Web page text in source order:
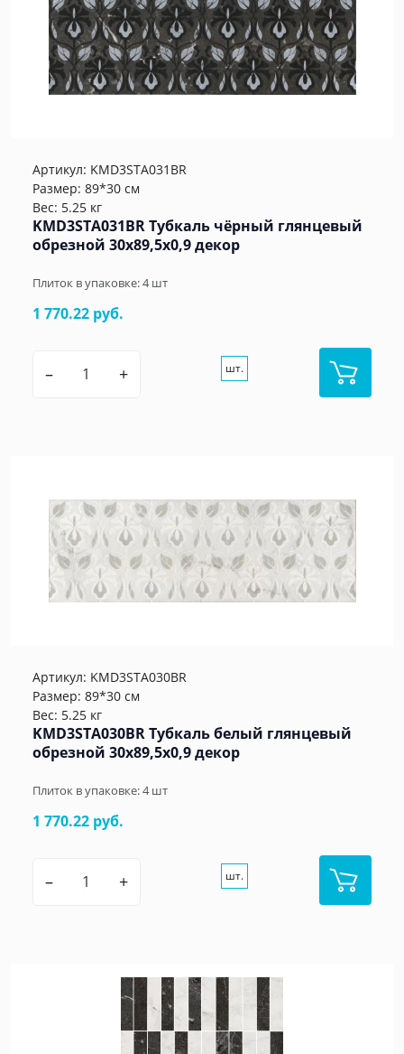
Артикул: KMD3STA031BR
Размер: 89*30 см
Вес: 5.25 кг
KMD3STA031BR Тубкаль чёрный глянцевый
обрезной 30x89,5x0,9 декор
Плиток в упаковке:4шт
1 770.22 руб.
– + шт.
Артикул: KMD3STA030BR
Размер: 89*30 см
Вес: 5.25 кг
KMD3STA030BR Тубкаль белый глянцевый
обрезной 30x89,5x0,9 декор
Плиток в упаковке:4шт
1 770.22 руб.
– + шт.